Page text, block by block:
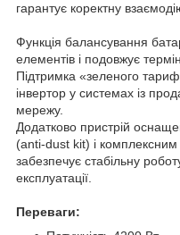
гарантує коректну
Функція балансування
елементів і подовжує
Підтримка «зеленого
інвертор у системах із
мережу.
Додатково пристрій
(anti-dust kit) і
забезпечує стабільну
експлуатації.
Переваги: